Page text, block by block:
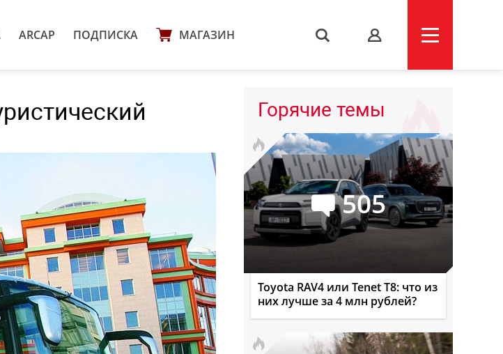
ARCAP ПОДПИСКА МАГАЗИН s
Горячие темы
505
Toyota RAV4 или Tenet T8: что из
них лучше за 4 млн рублей?